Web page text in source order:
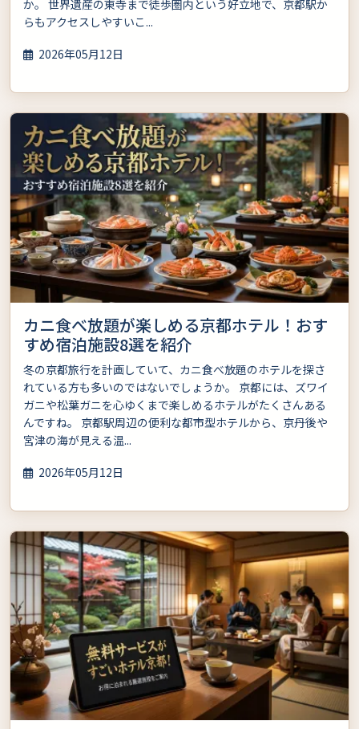
か。 世界遺産の東寺まで徒歩圏内という好立地で、京都駅か
らもアクセスしやすいこ...
2026年05月12日
カニ食べ放題が楽しめる京都ホテル！おす
すめ宿泊施設8選を紹介
冬の京都旅行を計画していて、カニ食べ放題のホテルを探さ
れている方も多いのではないでしょうか。 京都には、ズワイ
ガニや松葉ガニを心ゆくまで楽しめるホテルがたくさんある
んですね。 京都駅周辺の便利な都市型ホテルから、京丹後や
宮津の海が見える温...
2026年05月12日